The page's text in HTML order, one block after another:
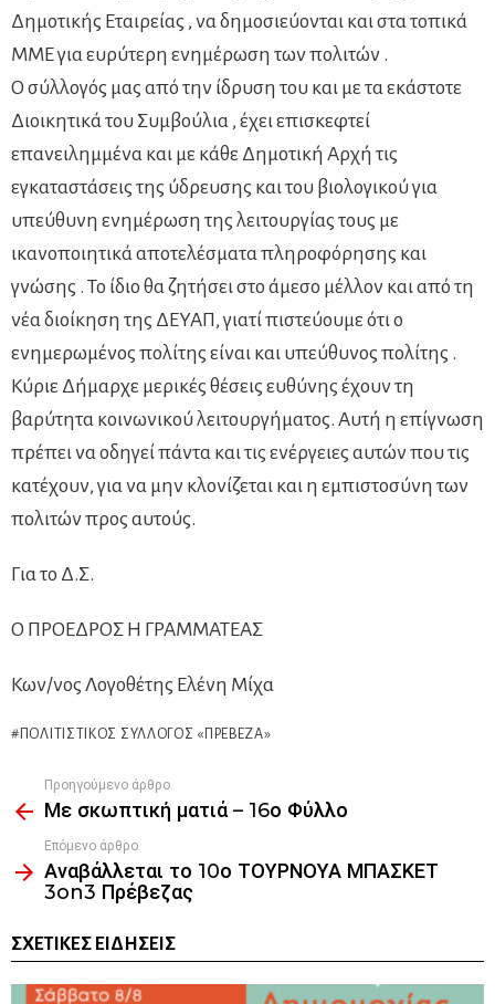
Δημοτικής Εταιρείας , να δημοσιεύονται και στα τοπικά
ΜΜΕ για ευρύτερη ενημέρωση των πολιτών .
Ο σύλλογός μας από την ίδρυση του και με τα εκάστοτε
Διοικητικά του Συμβούλια , έχει επισκεφτεί
επανειλημμένα και με κάθε Δημοτική Αρχή τις
εγκαταστάσεις της ύδρευσης και του βιολογικού για
υπεύθυνη ενημέρωση της λειτουργίας τους με
ικανοποιητικά αποτελέσματα πληροφόρησης και
γνώσης . Το ίδιο θα ζητήσει στο άμεσο μέλλον και από τη
νέα διοίκηση της ΔΕΥΑΠ, γιατί πιστεύουμε ότι ο
ενημερωμένος πολίτης είναι και υπεύθυνος πολίτης .
Κύριε Δήμαρχε μερικές θέσεις ευθύνης έχουν τη
βαρύτητα κοινωνικού λειτουργήματος. Αυτή η επίγνωση
πρέπει να οδηγεί πάντα και τις ενέργειες αυτών που τις
κατέχουν, για να μην κλονίζεται και η εμπιστοσύνη των
πολιτών προς αυτούς.
Για το Δ.Σ.
Ο ΠΡΟΕΔΡΟΣ Η ΓΡΑΜΜΑΤΕΑΣ
Κων/νος Λογοθέτης Ελένη Μίχα
ΠΟΛΙΤΙΣΤΙΚΌΣ ΣΎΛΛΟΓΟΣ «ΠΡΈΒΕΖΑ»
more
Προηγούμενο άρθρο
Με σκωπτική ματιά – 16ο Φύλλο
Επόμενο άρθρο
Αναβάλλεται το 10ο ΤΟΥΡΝΟΥΑ ΜΠΑΣΚΕΤ
3on3 Πρέβεζας
ΣΧΕΤΙΚΈΣ ΕΙΔΉΣΕΙΣ